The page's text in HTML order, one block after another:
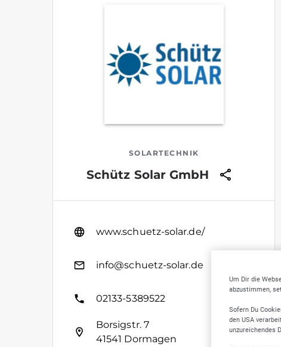
SOLARTECHNIK
Schütz Solar GmbH
www.schuetz-solar.de/
info@schuetz-solar.de
02133-5389522
Borsigstr. 7
41541 Dormagen
Um Dir die
abzustimmen,
Sofern Du
den USA
unzureichendes